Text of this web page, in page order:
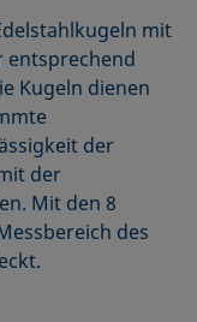
mit
entsprechend
Kugeln dienen
der
der
Mit den 8
des